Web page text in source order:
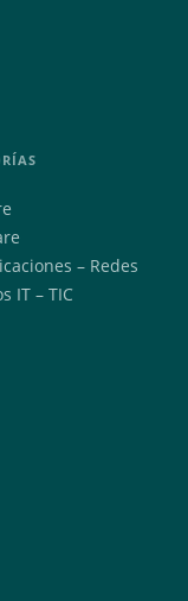
– Redes
IT – TIC